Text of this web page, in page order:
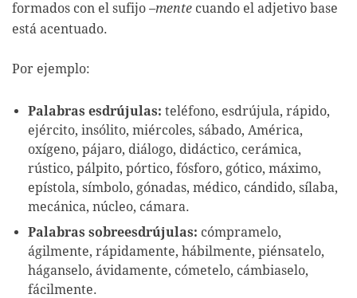
formados con el sufijo –mente cuando el adjetivo base
está acentuado.
Por ejemplo:
Palabras esdrújulas: teléfono, esdrújula, rápido,
ejército, insólito, miércoles, sábado, América,
oxígeno, pájaro, diálogo, didáctico, cerámica,
rústico, pálpito, pórtico, fósforo, gótico, máximo,
epístola, símbolo, gónadas, médico, cándido, sílaba,
mecánica, núcleo, cámara.
Palabras sobreesdrújulas: cómpramelo,
ágilmente, rápidamente, hábilmente, piénsatelo,
háganselo, ávidamente, cómetelo, cámbiaselo,
fácilmente.